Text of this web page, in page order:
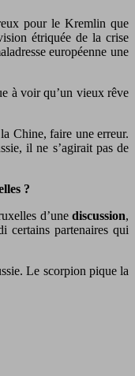
pour le Kremlin que
étriquée de la crise
européenne une
à voir qu’un vieux rêve
Chine, faire une erreur.
il ne s’agirait pas de
?
d’une discussion,
certains partenaires qui
Le scorpion pique la